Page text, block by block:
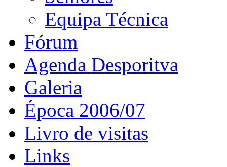
Equipa Técnica
Fórum
Agenda Desporitva
Galeria
Época 2006/07
Livro de visitas
Links